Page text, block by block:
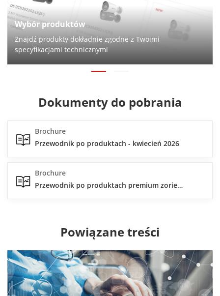
Wybór produktów
Znajdź produkty dokładnie zgodne z Twoimi
specyfikacjami technicznymi
Dokumenty do pobrania
Brochure
Przewodnik po produktach - kwiecień 2026
Brochure
Przewodnik po produktach premium zorientowanych na projekty
Powiązane treści